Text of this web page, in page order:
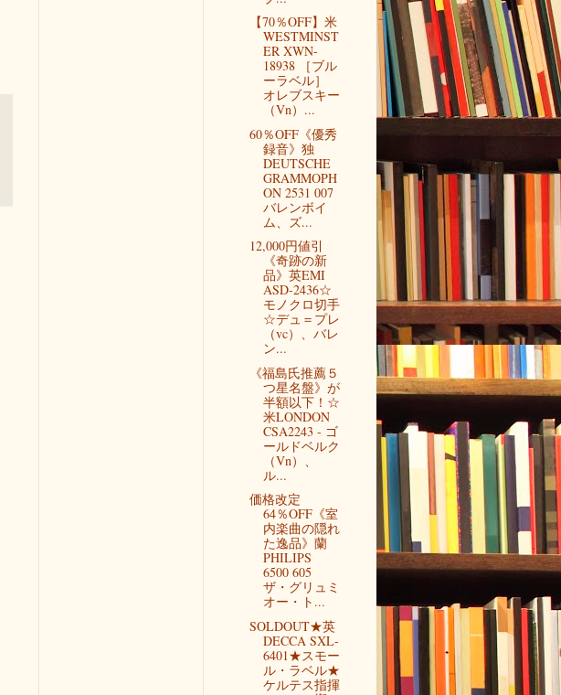
【70％OFF】米
WESTMINST
ER XWN-
18938 ［ブル
ーラベル］
オレブスキー
（Vn）...
60％OFF《優秀
録音》独
DEUTSCHE
GRAMMOPH
ON 2531 007
バレンボイ
ム、ズ...
12,000円値引
《奇跡の新
品》英EMI
ASD-2436☆
モノクロ切手
☆デュ＝プレ
（vc）、バレ
ン...
《福島氏推薦５
つ星名盤》が
半額以下！☆
米LONDON
CSA2243 - ゴ
ールドベルク
（Vn）、
ル...
価格改定
64％OFF《室
内楽曲の隠れ
た逸品》蘭
PHILIPS
6500 605
ザ・グリュミ
オー・ト...
SOLDOUT★英
DECCA SXL-
6401★スモー
ル・ラベル★
ケルテス指揮